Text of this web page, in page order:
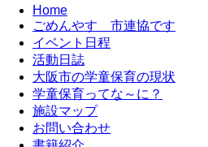
Home
ごめんやす 市連協です
イベント日程
活動日誌
大阪市の学童保育の現状
学童保育ってな～に？
施設マップ
お問い合わせ